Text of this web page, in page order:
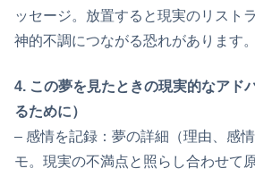
ッセージ。放置すると現実のリスト
神的不調につながる恐れがあります。
4. この夢を見たときの現実的なアド
るために）
– 感情を記録：夢の詳細（理由、感
モ。現実の不満点と照らし合わせて